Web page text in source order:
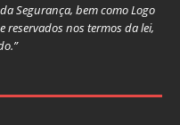
Segurança, bem como Logo
reservados nos termos da lei,